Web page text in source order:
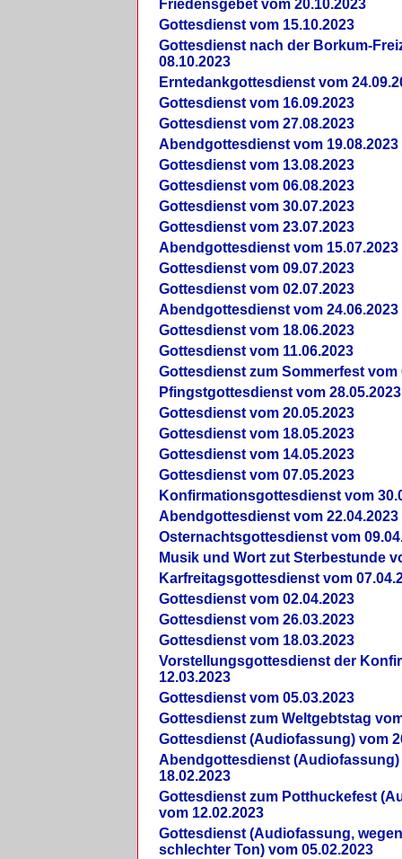
Friedensgebet vom 20.10.2023
Gottesdienst vom 15.10.2023
Gottesdienst nach der Borkum-
08.10.2023
Erntedankgottesdienst vom
Gottesdienst vom 16.09.2023
Gottesdienst vom 27.08.2023
Abendgottesdienst vom 19.08.2023
Gottesdienst vom 13.08.2023
Gottesdienst vom 06.08.2023
Gottesdienst vom 30.07.2023
Gottesdienst vom 23.07.2023
Abendgottesdienst vom 15.07.2023
Gottesdienst vom 09.07.2023
Gottesdienst vom 02.07.2023
Abendgottesdienst vom 24.06.2023
Gottesdienst vom 18.06.2023
Gottesdienst vom 11.06.2023
Gottesdienst zum Sommerfest vom
Pfingstgottesdienst vom 28.05.2023
Gottesdienst vom 20.05.2023
Gottesdienst vom 18.05.2023
Gottesdienst vom 14.05.2023
Gottesdienst vom 07.05.2023
Konfirmationsgottesdienst vom
Abendgottesdienst vom 22.04.2023
Osternachtsgottesdienst vom
Musik und Wort zut Sterbestunde
Karfreitagsgottesdienst vom
Gottesdienst vom 02.04.2023
Gottesdienst vom 26.03.2023
Gottesdienst vom 18.03.2023
Vorstellungsgottesdienst der
12.03.2023
Gottesdienst vom 05.03.2023
Gottesdienst zum Weltgebtstag
Gottesdienst (Audiofassung) vom
Abendgottesdienst (Audiofassung)
18.02.2023
Gottesdienst zum Potthuckefest
vom 12.02.2023
Gottesdienst (Audiofassung,
schlechter Ton) vom 05.02.2023